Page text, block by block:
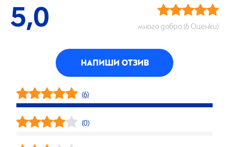
5,0 много добро (6 Оценки)
НАПИШИ ОТЗИВ
(6)
(0)